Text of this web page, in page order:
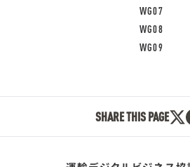
WG07
WG08
WG09
SHARE THIS PAGE